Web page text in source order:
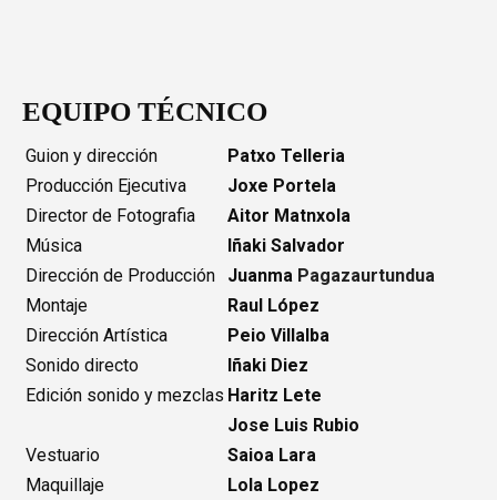
EQUIPO TÉCNICO
Guion y dirección
Patxo Telleria
Producción Ejecutiva
Joxe Portela
Director de Fotografia
Aitor Matnxola
Música
Iñaki Salvador
Dirección de Producción
Juanma Pagazaurtundua
Montaje
Raul López
Dirección Artística
Peio Villalba
Sonido directo
Iñaki Diez
Edición sonido y mezclas Haritz Lete
Jose Luis Rubio
Vestuario
Saioa Lara
Maquillaje
Lola Lopez